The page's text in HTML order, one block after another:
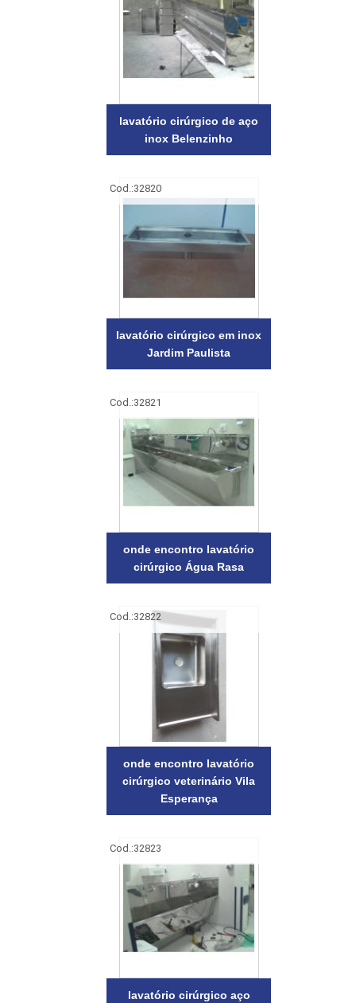
lavatório cirúrgico de aço
inox Belenzinho
Cod.:32820
lavatório cirúrgico em inox
Jardim Paulista
Cod.:32821
onde encontro lavatório
cirúrgico Água Rasa
Cod.:32822
onde encontro lavatório
cirúrgico veterinário Vila
Esperança
Cod.:32823
lavatório cirúrgico aço